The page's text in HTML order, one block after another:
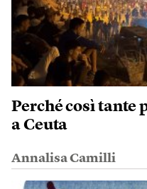
Perché così tante
a Ceuta
Annalisa Camilli